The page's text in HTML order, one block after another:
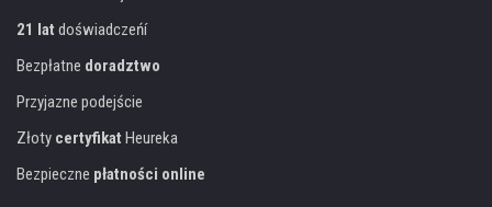
21 lat doświadczeńí
Bezpłatne doradztwo
Przyjazne podejście
Złoty certyfikat Heureka
Bezpieczne płatności online